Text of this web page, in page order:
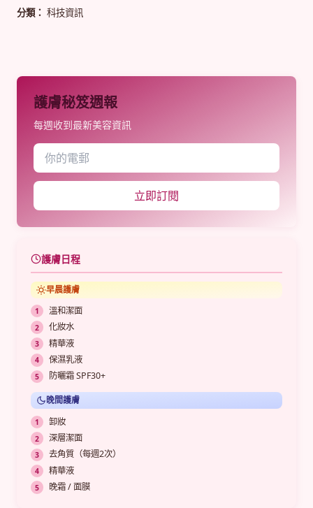
分類： 科技資訊
護膚秘笈週報
每週收到最新美容資訊
立即訂閱
護膚日程
早晨護膚
溫和潔面
化妝水
精華液
保濕乳液
防曬霜 SPF30+
晚間護膚
卸妝
深層潔面
去角質（每週2次）
精華液
晚霜 / 面膜